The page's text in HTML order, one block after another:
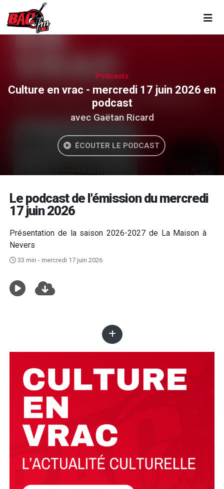
Podcasts
Culture en vrac - mercredi 17 juin 2026 en
podcast
avec Gaëtan Ricard
ÉCOUTER LE PODCAST
Le podcast de l'émission du mercredi
17 juin 2026
Présentation de la saison 2026-2027 de La Maison à
Nevers
33 min - mercredi 17 juin 2026